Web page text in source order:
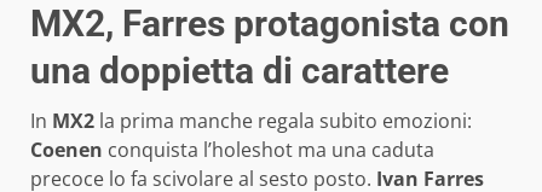
MX2, Farres protagonista con
una doppietta di carattere
In MX2 la prima manche regala subito emozioni:
Coenen conquista l’holeshot ma una caduta
precoce lo fa scivolare al sesto posto. Ivan Farres